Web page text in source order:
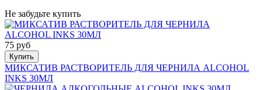
Не забудьте купить
75 руб
Купить
МИКСАТИВ РАСТВОРИТЕЛЬ ДЛЯ ЧЕРНИЛА ALCOHOL
INKS 30МЛ